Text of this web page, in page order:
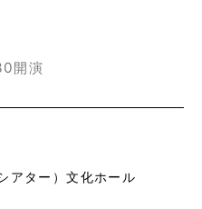
開演
アター）文化ホール